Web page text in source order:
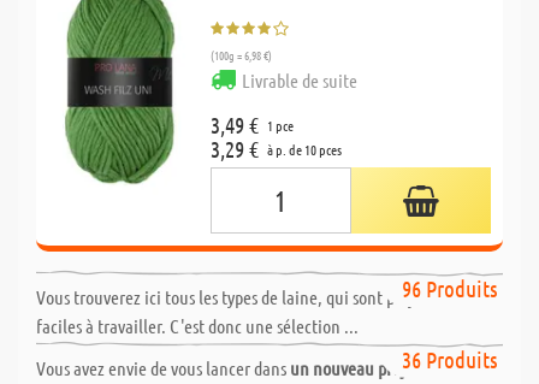
(100g = 6,98 €)
Livrable de suite
3,49 € 1 pce
3,29 € à p. de 10 pces
96 Produits
Vous trouverez ici tous les types de laine, qui sont polyvalents et
faciles à travailler. C'est donc une sélection ...
36 Produits
Laine à tricoter
Vous avez envie de vous lancer dans un nouveau projet de tricotet